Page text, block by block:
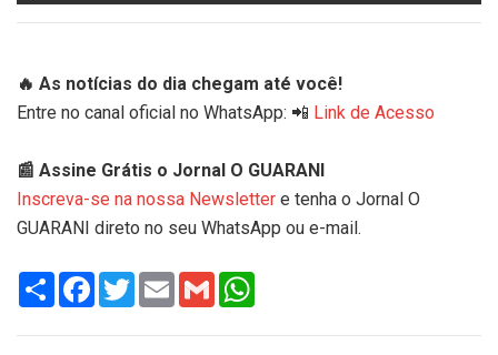
🔥 As notícias do dia chegam até você!
Entre no canal oficial no WhatsApp: 📲 Link de Acesso
📰 Assine Grátis o Jornal O GUARANI
Inscreva-se na nossa Newsletter e tenha o Jornal O
GUARANI direto no seu WhatsApp ou e-mail.
Share Facebook
TwitterEmail Gmail